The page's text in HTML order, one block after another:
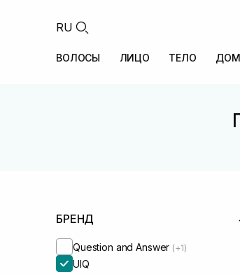
RU
ВОЛОСЫ ЛИЦО ТЕЛО ДОМ
БРЕНД
Question and Answer (+1)
UIQ